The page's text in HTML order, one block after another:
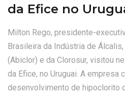
da Efice no
Milton Rego, presidente-
Brasileira da Indústria de
(Abiclor) e da Clorosur, visitou
da Efice, no Uruguai. A empresa
desenvolvimento de hipoclorito